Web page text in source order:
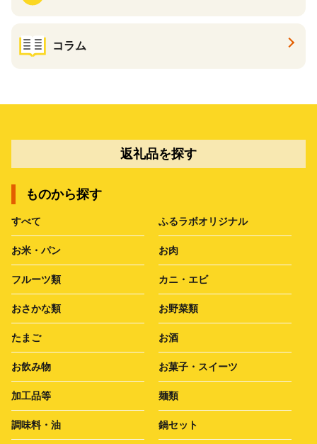
コラム
返礼品を探す
ものから探す
すべて ふるラボオリジナル
お米・パン お肉
フルーツ類 カニ・エビ
おさかな類 お野菜類
たまご お酒
お飲み物 お菓子・スイーツ
加工品等 麺類
調味料・油 鍋セット